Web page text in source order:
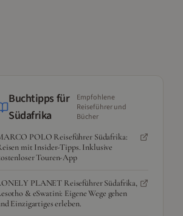
Buchtipps für
Südafrika
Empfohlene
Reiseführer und
Bücher
POLO Reiseführer Südafrika:
mit Insider-Tipps. Inklusive
Touren-App
PLANET Reiseführer Südafrika,
& eSwatini: Eigene Wege gehen
Einzigartiges erleben.